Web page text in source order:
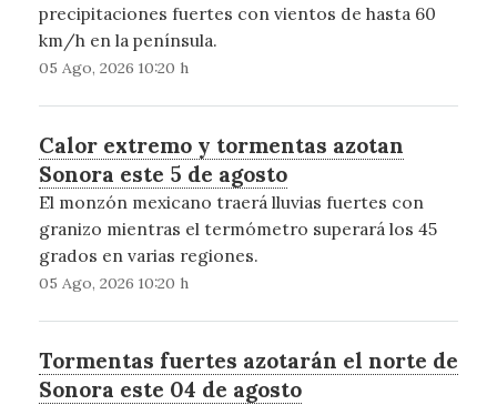
precipitaciones fuertes con vientos de hasta 60
km/h en la península.
05 Ago, 2026 10:20 h
Calor extremo y tormentas azotan
Sonora este 5 de agosto
El monzón mexicano traerá lluvias fuertes con
granizo mientras el termómetro superará los 45
grados en varias regiones.
05 Ago, 2026 10:20 h
Tormentas fuertes azotarán el norte de
Sonora este 04 de agosto